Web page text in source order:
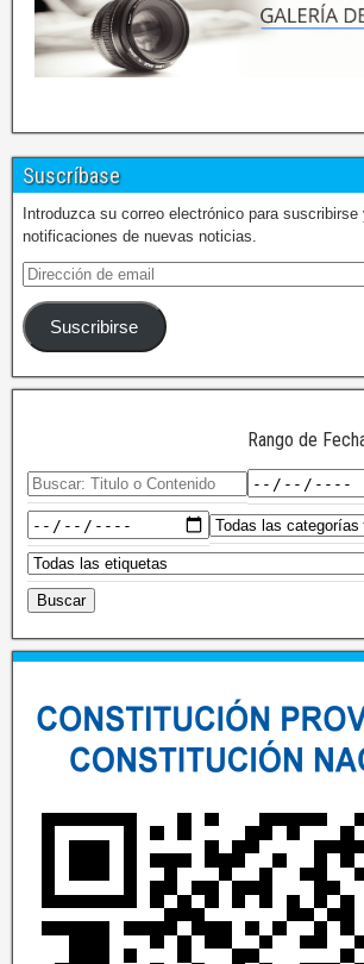
Suscríbase
Introduzca su correo electrónico para suscribirse
notificaciones de nuevas noticias.
Suscribirse
Rango de